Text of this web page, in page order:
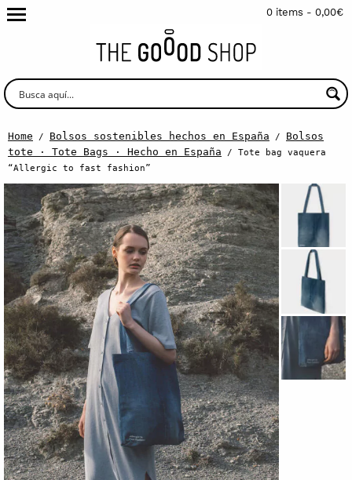
0 items - 0,00€
Home / Bolsos sostenibles hechos en España / Bolsos
tote · Tote Bags · Hecho en España / Tote bag vaquera
“Allergic to fast fashion”